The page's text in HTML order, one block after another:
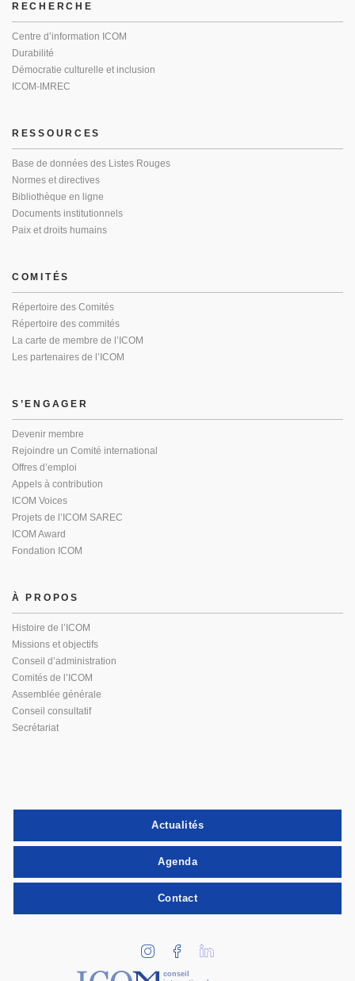
RECHERCHE
Centre d’information ICOM
Durabilité
Démocratie culturelle et inclusion
ICOM-IMREC
RESSOURCES
Base de données des Listes Rouges
Normes et directives
Bibliothèque en ligne
Documents institutionnels
Paix et droits humains
COMITÉS
Répertoire des Comités
Répertoire des commités
La carte de membre de l’ICOM
Les partenaires de l’ICOM
S’ENGAGER
Devenir membre
Rejoindre un Comité international
Offres d’emploi
Appels à contribution
ICOM Voices
Projets de l’ICOM SAREC
ICOM Award
Fondation ICOM
À PROPOS
Histoire de l’ICOM
Missions et objectifs
Conseil d’administration
Comités de l’ICOM
Assemblée générale
Conseil consultatif
Secrétariat
Actualités
Agenda
Contact
conseil